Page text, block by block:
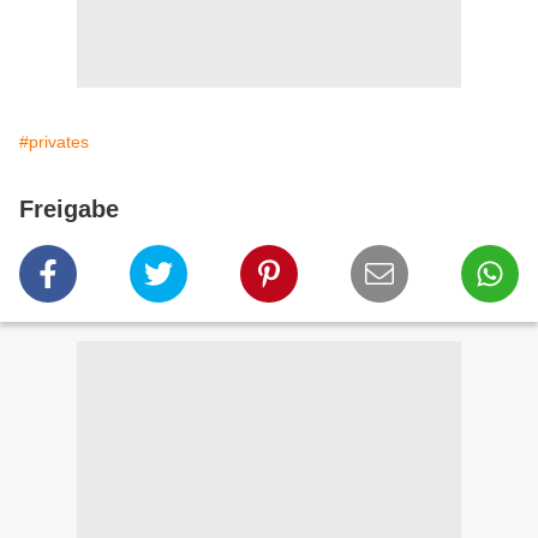
#privates
Freigabe